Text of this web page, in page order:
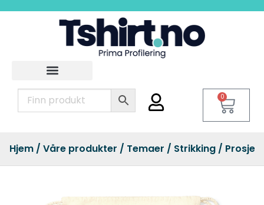
0
Hjem / Våre produkter / Temaer / Strikking /